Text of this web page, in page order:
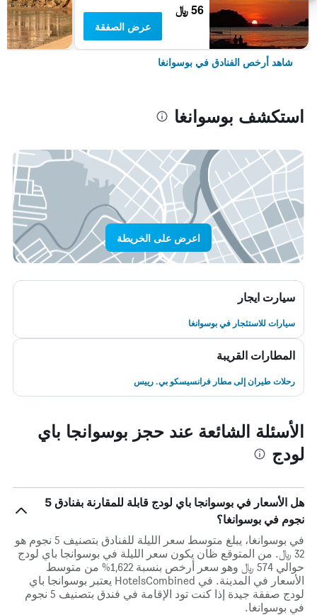
56 ﷼
عرض الصفقة
شاهد أرخص الفنادق في بوسوانغا
استكشف بوسوانغا
اعرض على الخريطة
سيارت ايجار
سيارات للاستئجار في بوسوانغا
المطارات القريبة
رحلات طيران إلى مطار فرانسيسكو بي. رييس
الأسئلة الشائعة عند حجز بوسوانجا باي
لودج
هل الأسعار في بوسوانجا باي لودج قابلة للمقارنة بفنادق 5
نجوم في بوسوانغا؟
في بوسوانغا، يبلغ متوسط ​​سعر الليلة للفنادق بتصنيف 5 نجوم هو
32 ﷼. من المتوقع ظان يكون سعر الليلة في بوسوانجا باي لودج
حوالي 574 ﷼ وهو سعر أرخص بنسبة 1,622% من متوسط
الأسعار في المدينة. في HotelsCombined يعتبر بوسوانجا باي
لودج صفقة جيدة إذا كنت تود الإقامة في فندق بتصنيف 5 نجوم
في بوسوانغا.